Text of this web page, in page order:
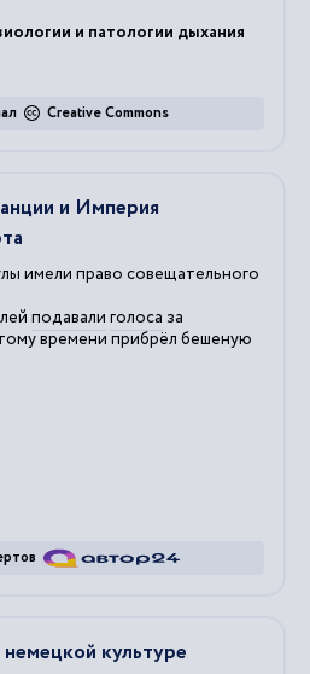
и патологии дыхания
Creative Commons
и Империя
имели право совещательного
подавали голоса за
времени прибрёл бешеную
культуре